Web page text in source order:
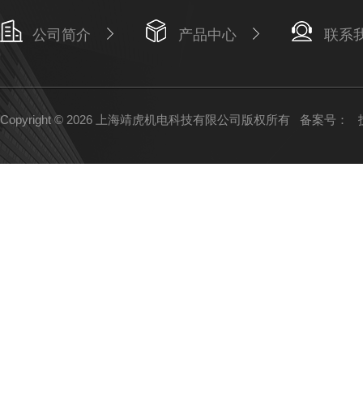
公司简介 产品中心 联系
Copyright © 2026 上海靖虎机电科技有限公司版权所有 备案号：